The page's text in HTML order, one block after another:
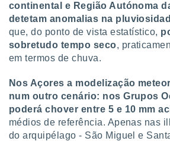
continental e Região Autónoma
detetam anomalias na
que, do ponto de vista estatístico,
sobretudo tempo seco,
em termos de chuva.
Nos Açores a modelização
num outro cenário: nos Grupos
poderá chover entre 5 e 10 mm
médios de referência. Apenas nas
do arquipélago - São Miguel e